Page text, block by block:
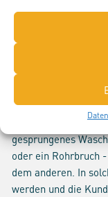
Wie sieht ein
Sanitär-,
Als Kundendienst
Normalerweise
stehen die ersten
der Rest wird auf
spannend. Eine
gesprungenes
oder ein Rohrbruch
dem anderen. In
werden und die